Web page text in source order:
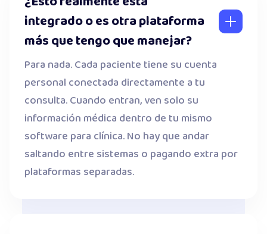
integrado o es otra plataforma
más que tengo que manejar?
Para nada. Cada paciente tiene su cuenta
personal conectada directamente a tu
consulta. Cuando entran, ven solo su
información médica dentro de tu mismo
software para clínica. No hay que andar
saltando entre sistemas o pagando extra por
plataformas separadas.